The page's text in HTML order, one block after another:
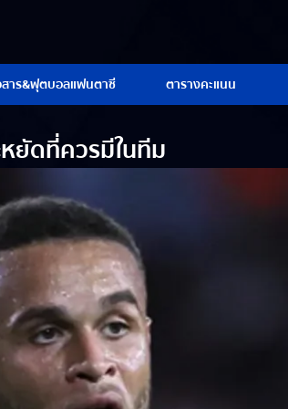
สาร&ฟุตบอลแฟนตาซี ตารางคะแนน
ยัดที่ควรมีในทีม